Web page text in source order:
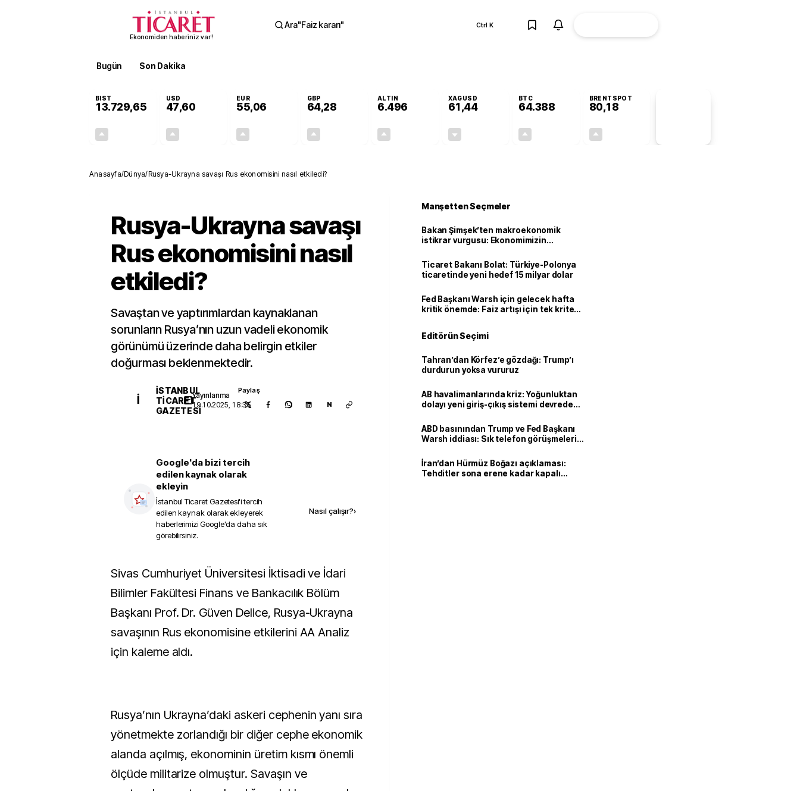
Ekonomiden haberiniz var!
Ara"Faiz kararı" Ctrl K
Bugün Son Dakika
BIST
13.729,65
USD
47,60
EUR
55,06
GBP
64,28
ALTIN
6.496
XAGUSD
61,44
BTC
64.388
BRENTSPOT
80,18
Anasayfa/Dünya/Rusya-Ukrayna savaşı Rus ekonomisini nasıl etkiledi?
Rusya-Ukrayna savaşı
Rus ekonomisini nasıl
etkiledi?
Savaştan ve yaptırımlardan kaynaklanan
sorunların Rusya’nın uzun vadeli ekonomik
görünümü üzerinde daha belirgin etkiler
doğurması beklenmektedir.
İ
İSTANBUL
TICARET
GAZETESI
Yayınlanma
19.10.2025, 18:35
Paylaş
N
Google'da bizi tercih
edilen kaynak olarak
ekleyin
İstanbul Ticaret Gazetesi'i tercih
edilen kaynak olarak ekleyerek
haberlerimizi Google'da daha sık
görebilirsiniz.
Nasıl çalışır?›
Sivas Cumhuriyet Üniversitesi İktisadi ve İdari
Bilimler Fakültesi Finans ve Bankacılık Bölüm
Başkanı Prof. Dr. Güven Delice, Rusya-Ukrayna
savaşının Rus ekonomisine etkilerini AA Analiz
için kaleme aldı.
Rusya’nın Ukrayna’daki askeri cephenin yanı sıra
yönetmekte zorlandığı bir diğer cephe ekonomik
alanda açılmış, ekonominin üretim kısmı önemli
ölçüde militarize olmuştur. Savaşın ve
Manşetten Seçmeler
Bakan Şimşek’ten makroekonomik
istikrar vurgusu: Ekonomimizin
Ticaret Bakanı Bolat: Türkiye-Polonya
ticaretinde yeni hedef 15 milyar dolar
Fed Başkanı Warsh için gelecek hafta
kritik önemde: Faiz artışı için tek kriter
Editörün Seçimi
Tahran’dan Körfez’e gözdağı: Trump’ı
durdurun yoksa vururuz
AB havalimanlarında kriz: Yoğunluktan
dolayı yeni giriş-çıkış sistemi devreden
ABD basınından Trump ve Fed Başkanı
Warsh iddiası: Sık telefon görüşmeleri
İran’dan Hürmüz Boğazı açıklaması:
Tehditler sona erene kadar kapalı